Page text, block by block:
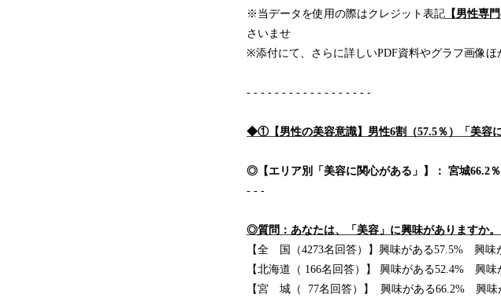
※当データを使用の際はクレジット表記 【男性専
さいませ
※添付にて、さらに詳しいPDF資料やグラフ画像
- - - - - - - - - - - - - - - - - -
◆①【男性の美容意識】男性6割（57.5％）「美容
◎【エリア別「美容に関心がある」】： 宮城66.2
- - -
◎質問：あなたは、「美容」に興味がありますか。
【全 国（4273名回答）】興味がある57.5% 興味
【北海道（ 166名回答）】 興味がある52.4% 興味
【宮 城（ 77名回答）】 興味がある66.2% 興味